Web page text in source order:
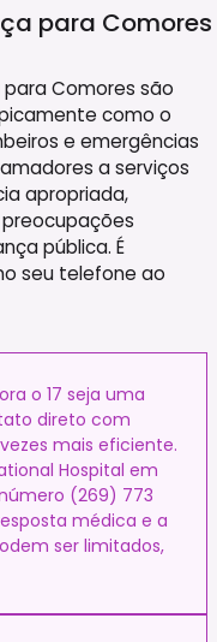
para Comores
Comores são
como o
e emergências
a serviços
apropriada,
pública. É
seu telefone ao
o 17 seja uma
direto com
mais eficiente.
Hospital em
(269) 773
médica e a
ser limitados,